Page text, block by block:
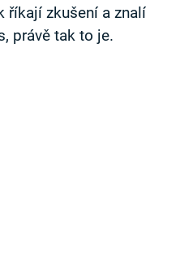
říkají zkušení a znalí
právě tak to je.